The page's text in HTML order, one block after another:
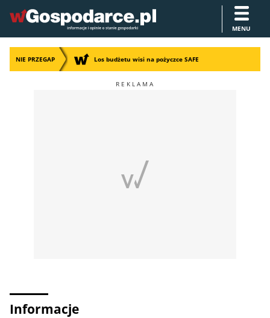
MENU
NIE PRZEGAP Los budżetu wisi na pożyczce SAFE
Informacje